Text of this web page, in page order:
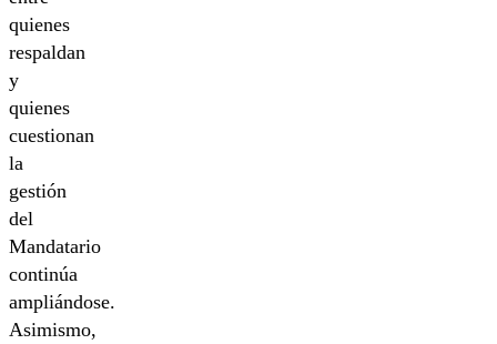
quienes
respaldan
y
quienes
cuestionan
la
gestión
del
Mandatario
continúa
ampliándose.
Asimismo,